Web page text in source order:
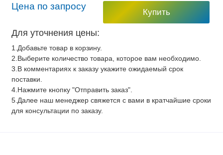
Цена по запросу
Купить
Для уточнения цены:
1.Добавьте товар в корзину.
2.Выберите количество товара, которое вам необходимо.
3.В комментариях к заказу укажите ожидаемый срок
поставки.
4.Нажмите кнопку "Отправить заказ".
5.Далее наш менеджер свяжется с вами в кратчайшие сроки
для консультации по заказу.